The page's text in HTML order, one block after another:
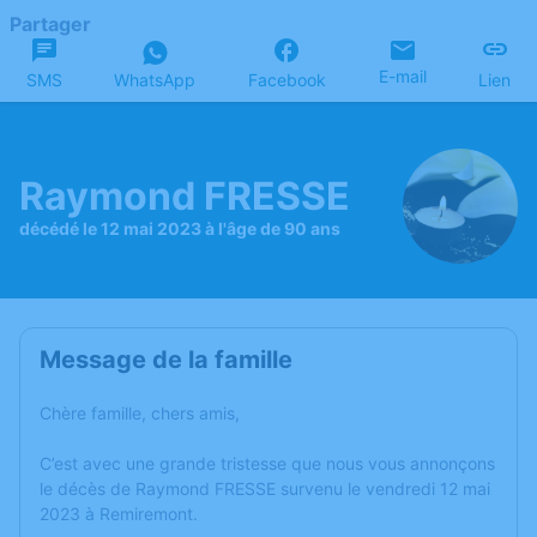
Partager
SMS WhatsApp Facebook E-mail Lien
Raymond FRESSE
décédé le 12 mai 2023 à l'âge de 90 ans
Message de la famille
Chère famille, chers amis,
C’est avec une grande tristesse que nous vous annonçons
le décès de Raymond FRESSE survenu le vendredi 12 mai
2023 à Remiremont.